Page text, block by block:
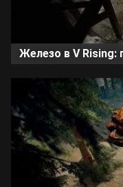
Железо в V Rising: